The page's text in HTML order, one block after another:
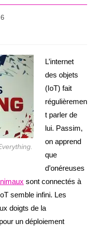
L’internet
des objets
(IoT) fait
régulièremen
t parler de
lui. Passim,
on apprend
que
d’onéreuses
sont connectés à
semble infini. Les
doigts de la
un déploiement